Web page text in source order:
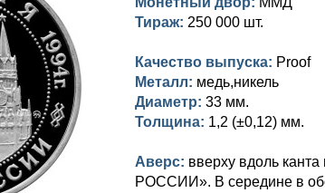
Тираж: 250 000 шт.
Качество выпуска: Proof
Металл: медь,никель
Диаметр: 33 мм.
Толщина: 1,2 (±0,12) мм.
Аверс: вверху вдоль
РОССИИ». В середине в